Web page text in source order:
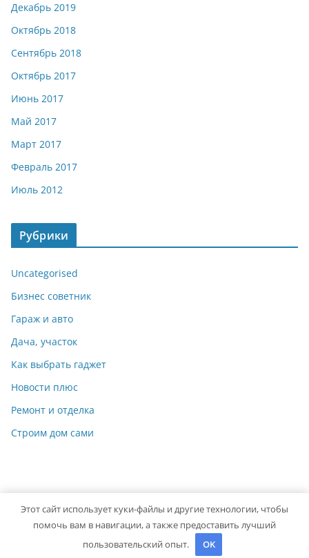
Декабрь 2019
Октябрь 2018
Сентябрь 2018
Октябрь 2017
Июнь 2017
Май 2017
Март 2017
Февраль 2017
Июль 2012
Рубрики
Uncategorised
Бизнес советник
Гараж и авто
Дача, участок
Как выбрать гаджет
Новости плюс
Ремонт и отделка
Строим дом сами
Copyright © 2026 Мастер на Все Руки. Powered byColorMag
Этот сайт использует куки-файлы и другие технологии, чтобы
помочь вам в навигации, а также предоставить лучший
пользовательский опыт.
OK